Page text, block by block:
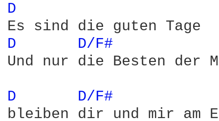
D
D
D/F#
Und nur die Besten der
D D/F#
bleiben dir und mir am